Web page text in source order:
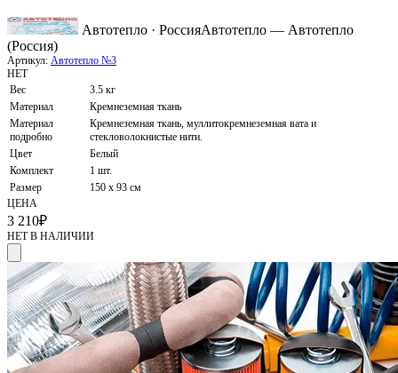
Автотепло · РоссияАвтотепло — Автотепло
(Россия)
Артикул: Автотепло №3
НЕТ
Вес
3.5 кг
Материал
Кремнеземная ткань
Материал
подробно
Кремнеземная ткань, муллитокремнеземная вата и
стекловолокнистые нити.
Цвет
Белый
Комплект
1 шт.
Размер
150 х 93 см
ЦЕНА
3 210₽
НЕТ В НАЛИЧИИ